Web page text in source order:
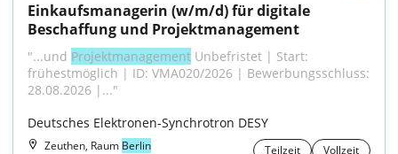
Einkaufs­managerin (w/m/d) für digitale
Beschaffung und Projekt­management
"...und Projekt­management Unbefristet | Start:
frühestmöglich | ID: VMA020/2026 | Bewerbungsschluss:
28.08.2026 |..."
Deutsches Elektronen-Synchrotron DESY
Zeuthen, Raum Berlin Teilzeit Vollzeit